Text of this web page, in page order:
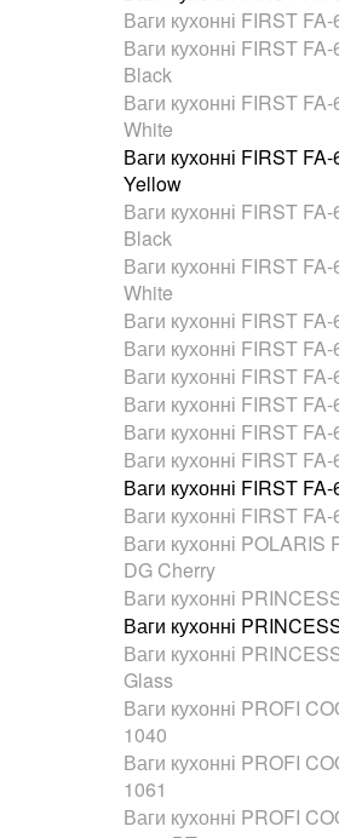
Ваги кухонні FIRST
Ваги кухонні FIRST FA-
Black
Ваги кухонні FIRST FA-
White
Ваги кухонні FIRST FA-
Yellow
Ваги кухонні FIRST
Black
Ваги кухонні FIRST
White
Ваги кухонні FIRST
Ваги кухонні FIRST
Ваги кухонні FIRST
Ваги кухонні FIRST
Ваги кухонні FIRST FA-
Ваги кухонні FIRST
Ваги кухонні FIRST
Ваги кухонні FIRST FA-
Ваги кухонні POLARIS
DG Cherry
Ваги кухонні
Ваги кухонні
Ваги кухонні
Glass
Ваги кухонні PROFI
1040
Ваги кухонні PROFI
1061
Ваги кухонні PROFI